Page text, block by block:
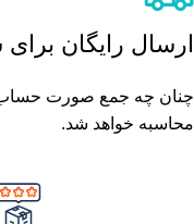
ارسال رایگان برای سفارش
محاسبه خواهد شد.